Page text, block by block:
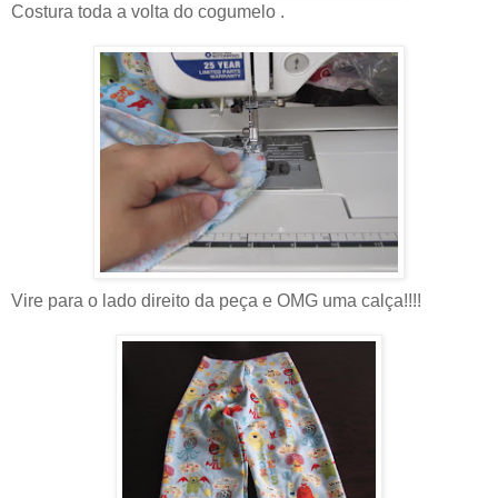
Costura toda a volta do cogumelo .
Vire para o lado direito da peça e OMG uma calça!!!!